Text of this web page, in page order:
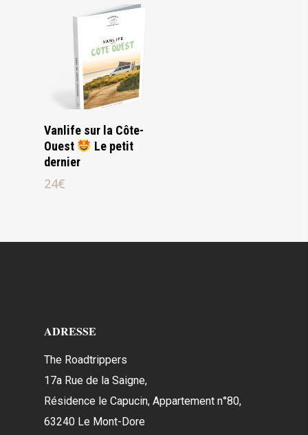
Lire La Suite
Vanlife sur la Côte-
Ouest
​ Le petit
dernier
24€
ADRESSE
The Roadtrippers
17a Rue de la Saigne,
Résidence le Capucin, Appartement n°80,
63240 Le Mont-Dore